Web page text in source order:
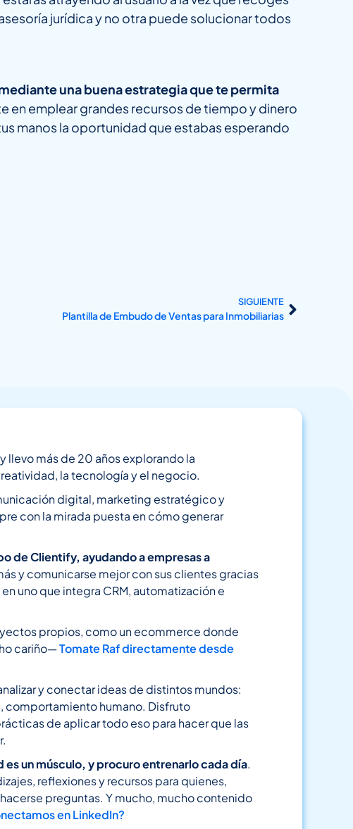
jurídica y no otra puede solucionar todos
una buena estrategia que te permita
en emplear grandes recursos de tiempo y dinero
manos la oportunidad que estabas esperando
SIGUIENTE
Plantilla de Embudo de Ventas para Inmobiliarias
y llevo más de 20 años explorando la
la tecnología y el negocio.
digital, marketing estratégico y
con la mirada puesta en cómo generar
de Clientify, ayudando a empresas a
y comunicarse mejor con sus clientes gracias
uno que integra CRM, automatización e
propios, como un ecommerce donde
cariño—Tomate Raf directamente desde
y conectar ideas de distintos mundos:
comportamiento humano. Disfruto
de aplicar todo eso para hacer que las
es un músculo, y procuro entrenarlo cada día.
reflexiones y recursos para quienes,
preguntas. Y mucho, mucho contenido
en LinkedIn?